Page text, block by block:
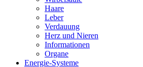
Haare
Leber
Verdauung
Herz und Nieren
Informationen
Organe
Energie-Systeme